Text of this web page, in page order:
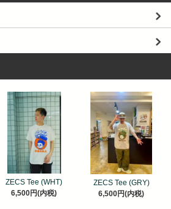
ZECS Tee (WHT)
6,500円(内税)
ZECS Tee (GRY)
6,500円(内税)